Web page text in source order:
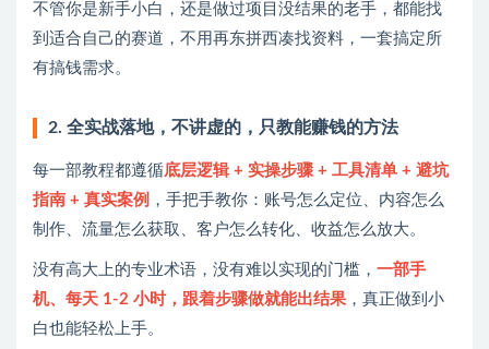
不管你是新手小白，还是做过项目没结果的老手，都能找
到适合自己的赛道，不用再东拼西凑找资料，一套搞定所
有搞钱需求。
2. 全实战落地，不讲虚的，只教能赚钱的方法
每一部教程都遵循底层逻辑 + 实操步骤 + 工具清单 + 避坑
指南 + 真实案例 ，手把手教你：账号怎么定位、内容怎么
制作、流量怎么获取、客户怎么转化、收益怎么放大。
没有高大上的专业术语，没有难以实现的门槛， 一部手
机、每天 1-2 小时，跟着步骤做就能出结果 ，真正做到小
白也能轻松上手。